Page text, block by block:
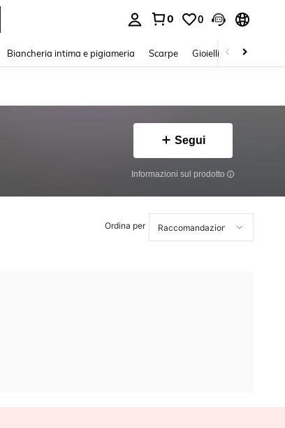
0 0
Biancheria intima e pigiameria Scarpe Gioielli E Accessori
Segui
Informazioni sul prodotto
Ordina per